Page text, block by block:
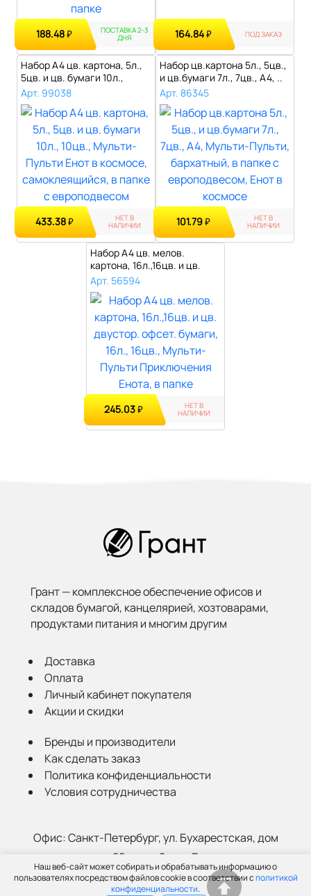
Наш веб-сайт может собирать и обрабатывать информацию о
пользователях посредством файлов cookie в соответствии сполитикой
конфиденциальности.
188.48₽ ПОСТАВКА 2-3
ДНЯ 164.84₽ ПОД ЗАКАЗ
Набор А4 цв. картона, 5л.,
5цв. и цв. бумаги 10л.,
10цв..
Арт. 99038
433.38₽ НЕТ В
НАЛИЧИИ
Набор цв.картона 5л., 5цв.,
и цв.бумаги 7л., 7цв., A4, ..
Арт. 86345
101.79₽ НЕТ В
НАЛИЧИИ
Набор А4 цв. мелов.
картона, 16л.,16цв. и цв.
двустор. ..
Арт. 56594
245.03₽ НЕТ В
НАЛИЧИИ
Грант — комплексное обеспечение офисов и
складов бумагой, канцелярией, хозтоварами,
продуктами питания и многим другим
Доставка
Оплата
Личный кабинет покупателя
Акции и скидки
Бренды и производители
Как сделать заказ
Политика конфиденциальности
Условия сотрудничества
Офис:Санкт-Петербург, ул. Бухарестская, дом
22, корп. 2, лит Д
Склад:Санкт-Петербург, ул. Салова, 52а